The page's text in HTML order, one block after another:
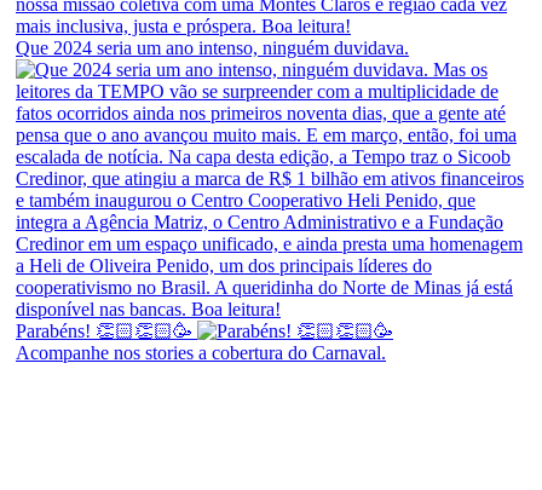
Que 2024 seria um ano intenso, ninguém duvidava.
Parabéns! 👏🏻👏🏻🥳
Acompanhe nos stories a cobertura do Carnaval.